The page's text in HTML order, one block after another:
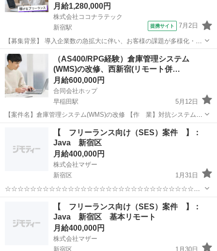
月給1,280,000円
株式会社ココナラテック
新宿駅
提携サイト 7月2日
【募集背景】 導入企業数の急拡大に伴い、お客様の課題が多様化・高
度化していることから、ビジネスにAIで根本的な変革をもたらす
Project Manager / Deployment Strategistとして、AXを上流から...
東京 エンジニア
（AS400/RPG経験）倉庫管理システム
(WMS)の改修、西新宿(リモート併…
月給600,000円
合同会社ホップ
早稲田駅
5月12日
【案件名】倉庫管理システム(WMS)の改修 【作 業】対抗システムの
刷新により、連携されるデータに変更がでるため改修を行います。
現在上位チーム体制にて要件定義実施中になり、製造から
参画頂きます。 【期 間】202...
早稲田駅 エンジニア リモート
【 フリーランス向け（SES）案件 】：
Java 新宿区
月給400,000円
株式会社マザー
新宿区
1月31日
☆☆☆☆☆☆☆☆☆☆☆☆☆☆☆☆☆☆☆☆☆☆☆☆☆☆☆☆☆☆☆
☆☆ 【 フリーランス向け（SES）案件 】： Java 新宿区
☆☆☆☆☆☆☆☆☆☆☆☆☆☆☆☆☆☆☆☆☆☆☆☆☆☆☆☆☆☆☆
☆☆ ...
エンジニア Java
【 フリーランス向け（SES）案件 】：
Java 新宿区 基本リモート
月給400,000円
株式会社マザー
新宿区
1月30日